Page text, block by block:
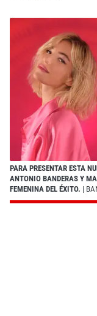
PARA PRESENTAR ESTA
ANTONIO BANDERAS Y
FEMENINA DEL ÉXITO. |